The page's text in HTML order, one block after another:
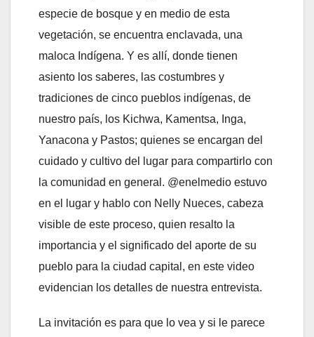
especie de bosque y en medio de esta
vegetación, se encuentra enclavada, una
maloca Indígena. Y es allí, donde tienen
asiento los saberes, las costumbres y
tradiciones de cinco pueblos indígenas, de
nuestro país, los Kichwa, Kamentsa, Inga,
Yanacona y Pastos; quienes se encargan del
cuidado y cultivo del lugar para compartirlo con
la comunidad en general. @enelmedio estuvo
en el lugar y hablo con Nelly Nueces, cabeza
visible de este proceso, quien resalto la
importancia y el significado del aporte de su
pueblo para la ciudad capital, en este video
evidencian los detalles de nuestra entrevista.
La invitación es para que lo vea y si le parece